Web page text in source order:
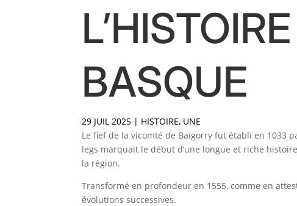
BASQUE
29 JUIL 2025 | HISTOIRE, UNE
Le fief de la vicomté de Baïgorry fut établi en 1033
legs marquait le début d’une longue et riche
la région.
Transformé en profondeur en 1555, comme en
évolutions successives.